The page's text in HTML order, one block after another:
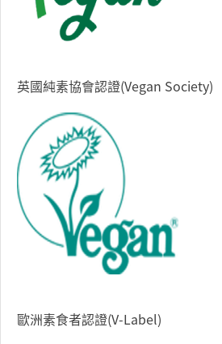
英國純素協會認證(Vegan Society)
歐洲素食者認證(V-Label)